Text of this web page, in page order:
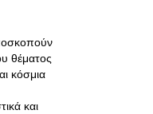
θέματος
κόσμια
και